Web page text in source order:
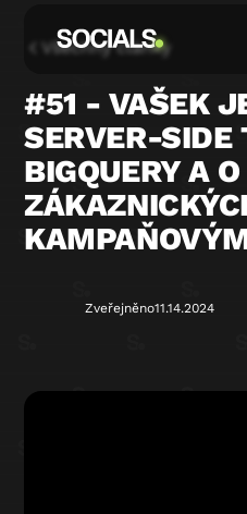
Všechny články
#51 - VAŠEK
SERVER-SIDE
BIGQUERY A
Zveřejněno11.14.2024